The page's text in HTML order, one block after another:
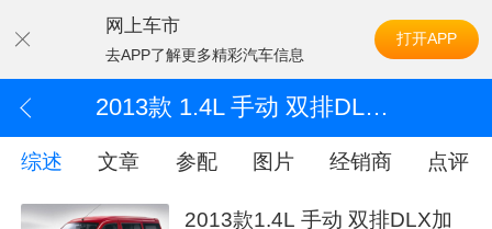
网上车市
去APP了解更多精彩汽车信息
打开APP
2013款 1.4L 手动 双排DLX加长加高型K14B-A
综述 文章 参配 图片 经销商 点评
2013款1.4L 手动 双排DLX加